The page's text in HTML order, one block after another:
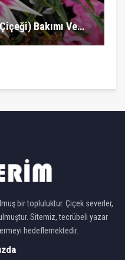
Bakımı Ve…
bir topluluktur. Çiçek severler,
Sitemiz, tecrübeli yazar
hedeflemektedir.